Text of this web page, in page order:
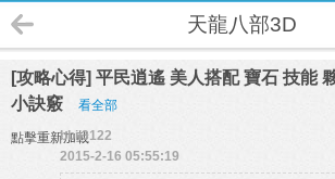
天龍八部3D
[攻略心得] 平民逍遙 美人搭配 寶石 技能
小訣竅
看全部
點擊重新加載
bbii3122
2015-2-16 05:55:19